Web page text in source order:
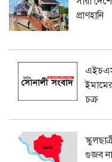
প্রাণহানি
চক্র
গুজব